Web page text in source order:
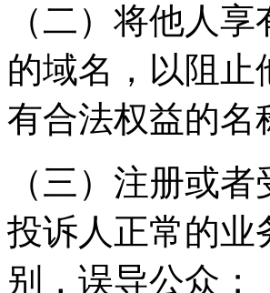
（二）将他人
的域名，以阻止
有合法权益的名
（三）注册或
投诉人正常的业
别，误导公众；